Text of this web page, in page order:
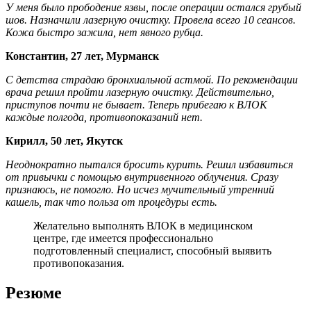
У меня было прободение язвы, после операции остался грубый
шов. Назначили лазерную очистку. Провела всего 10 сеансов.
Кожа быстро зажила, нет явного рубца.
Константин, 27 лет, Мурманск
С детства страдаю бронхиальной астмой. По рекомендации
врача решил пройти лазерную очистку. Действительно,
приступов почти не бывает. Теперь прибегаю к ВЛОК
каждые полгода, противопоказаний нет.
Кирилл, 50 лет, Якутск
Неоднократно пытался бросить курить. Решил избавиться
от привычки с помощью внутривенного облучения. Сразу
признаюсь, не помогло. Но исчез мучительный утренний
кашель, так что польза от процедуры есть.
Желательно выполнять ВЛОК в медицинском
центре, где имеется профессионально
подготовленный специалист, способный выявить
противопоказания.
Резюме